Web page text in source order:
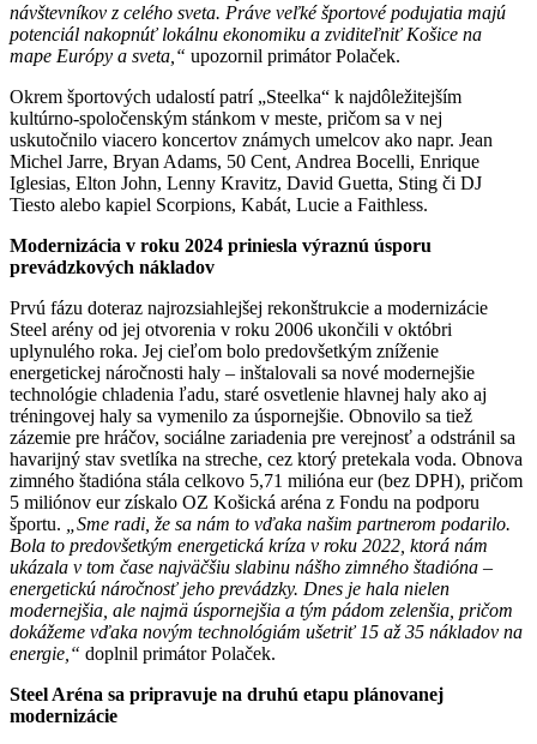
návštevníkov z celého sveta. Práve veľké športové podujatia majú
potenciál nakopnúť lokálnu ekonomiku a zviditeľniť Košice na
mape Európy a sveta,“ upozornil primátor Polaček.
Okrem športových udalostí patrí „Steelka“ k najdôležitejším
kultúrno-spoločenským stánkom v meste, pričom sa v nej
uskutočnilo viacero koncertov známych umelcov ako napr. Jean
Michel Jarre, Bryan Adams, 50 Cent, Andrea Bocelli, Enrique
Iglesias, Elton John, Lenny Kravitz, David Guetta, Sting či DJ
Tiesto alebo kapiel Scorpions, Kabát, Lucie a Faithless.
Modernizácia v roku 2024 priniesla výraznú úsporu
prevádzkových nákladov
Prvú fázu doteraz najrozsiahlejšej rekonštrukcie a modernizácie
Steel arény od jej otvorenia v roku 2006 ukončili v októbri
uplynulého roka. Jej cieľom bolo predovšetkým zníženie
energetickej náročnosti haly – inštalovali sa nové modernejšie
technológie chladenia ľadu, staré osvetlenie hlavnej haly ako aj
tréningovej haly sa vymenilo za úspornejšie. Obnovilo sa tiež
zázemie pre hráčov, sociálne zariadenia pre verejnosť a odstránil sa
havarijný stav svetlíka na streche, cez ktorý pretekala voda. Obnova
zimného štadióna stála celkovo 5,71 milióna eur (bez DPH), pričom
5 miliónov eur získalo OZ Košická aréna z Fondu na podporu
športu.
„Sme radi, že sa nám to vďaka našim partnerom podarilo.
Bola to predovšetkým energetická kríza v roku 2022, ktorá nám
ukázala v tom čase najväčšiu slabinu nášho zimného štadióna –
energetickú náročnosť jeho prevádzky. Dnes je hala nielen
modernejšia, ale najmä úspornejšia a tým pádom zelenšia, pričom
dokážeme vďaka novým technológiám ušetriť 15 až 35 nákladov na
energie,“ doplnil primátor Polaček.
Steel Aréna sa pripravuje na druhú etapu plánovanej
modernizácie